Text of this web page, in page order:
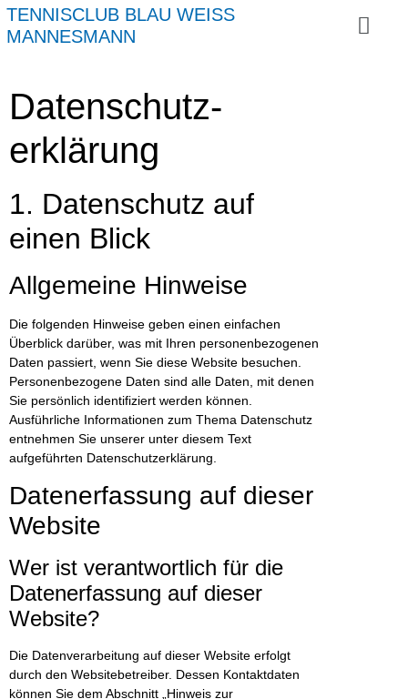
TENNISCLUB BLAU WEISS
MANNESMANN
Datenschutz­
erklärung
1. Datenschutz auf
einen Blick
Allgemeine Hinweise
Die folgenden Hinweise geben einen einfachen
Überblick darüber, was mit Ihren personenbezogenen
Daten passiert, wenn Sie diese Website besuchen.
Personenbezogene Daten sind alle Daten, mit denen
Sie persönlich identifiziert werden können.
Ausführliche Informationen zum Thema Datenschutz
entnehmen Sie unserer unter diesem Text
aufgeführten Datenschutzerklärung.
Datenerfassung auf dieser
Website
Wer ist verantwortlich für die
Datenerfassung auf dieser
Website?
Die Datenverarbeitung auf dieser Website erfolgt
durch den Websitebetreiber. Dessen Kontaktdaten
können Sie dem Abschnitt „Hinweis zur